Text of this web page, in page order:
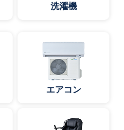
洗濯機
エアコン